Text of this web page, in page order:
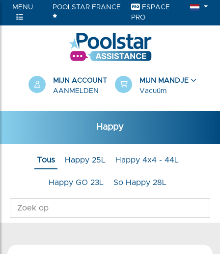
MENU POOLSTAR FRANCE
ESPACE
PRO
MIJN ACCOUNT
AANMELDEN
MIJN MANDJE
Vacuüm
Happy
Tous Happy 25L Happy 4x4 - 44L
Happy GO 23L So Happy 28L